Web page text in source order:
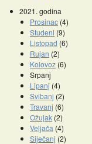
2021. godina
Prosinac (4)
Studeni (9)
Listopad (6)
Rujan (2)
Kolovoz (6)
Srpanj
Lipanj (4)
Svibanj (2)
Travanj (6)
Ožujak (2)
Veljača (4)
Siječanj (2)